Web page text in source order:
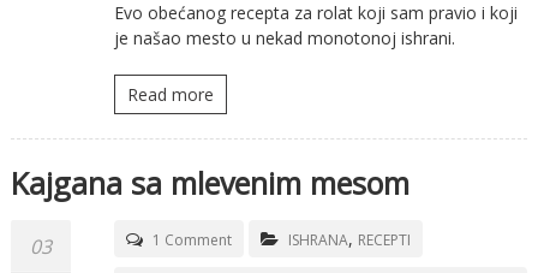
Evo obećanog recepta za rolat koji sam pravio i koji
je našao mesto u nekad monotonoj ishrani.
Read more
Kajgana sa mlevenim mesom
03 1 Comment ISHRANA, RECEPTI